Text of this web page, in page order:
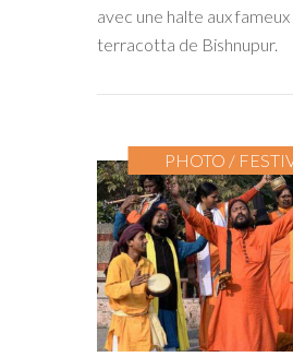
avec une halte aux
terracotta de Bishnupur.
PHOTO /